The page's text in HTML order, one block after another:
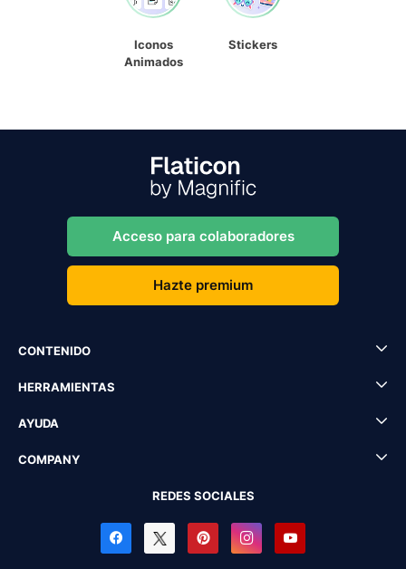
Iconos
Animados
Stickers
Acceso para colaboradores
Hazte premium
CONTENIDO
HERRAMIENTAS
AYUDA
COMPANY
REDES SOCIALES